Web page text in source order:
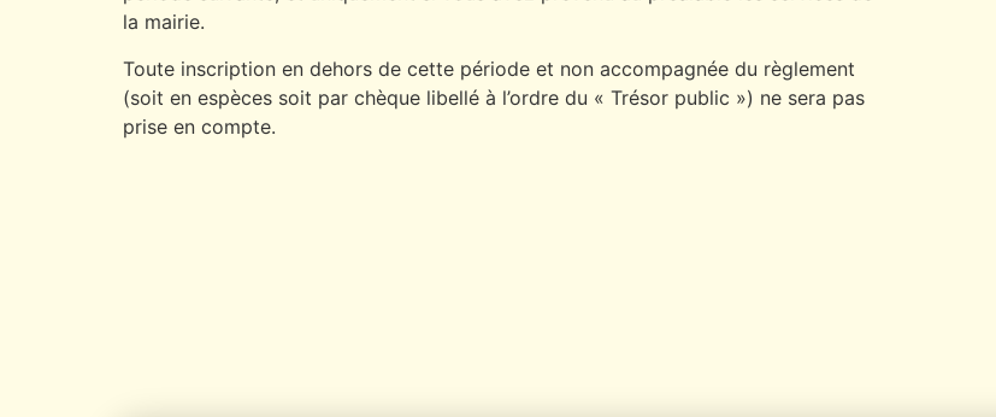
la mairie.
Toute inscription en dehors de cette période et non accompagnée du règlement
(soit en espèces soit par chèque libellé à l’ordre du « Trésor public ») ne sera pas
prise en compte.